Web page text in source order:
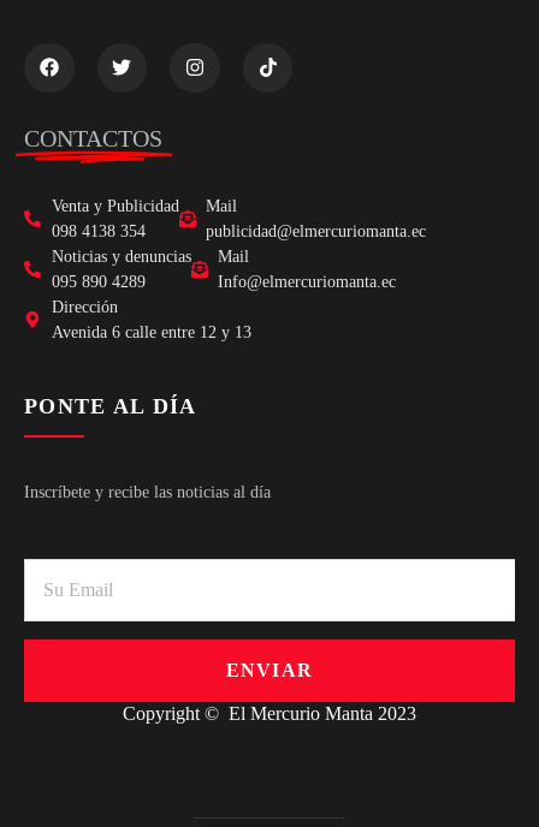
CONTACTOS
Venta y Publicidad
098 4138 354
Mail
publicidad@elmercuriomanta.ec
Noticias y denuncias
095 890 4289
Mail
Info@elmercuriomanta.ec
Dirección
Avenida 6 calle entre 12 y 13
PONTE AL DÍA
Inscríbete y recibe las noticias al día
ENVIAR
Copyright © El Mercurio Manta 2023